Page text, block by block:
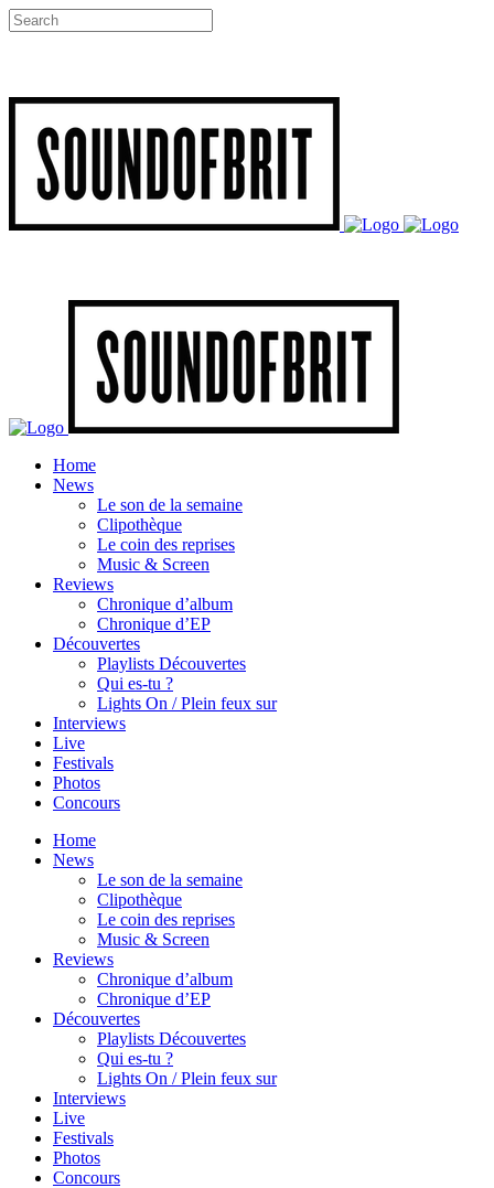
Home
News
Le son de la semaine
Clipothèque
Le coin des reprises
Music & Screen
Reviews
Chronique d’album
Chronique d’EP
Découvertes
Playlists Découvertes
Qui es-tu ?
Lights On / Plein feux sur
Interviews
Live
Festivals
Photos
Concours
Home
News
Le son de la semaine
Clipothèque
Le coin des reprises
Music & Screen
Reviews
Chronique d’album
Chronique d’EP
Découvertes
Playlists Découvertes
Qui es-tu ?
Lights On / Plein feux sur
Interviews
Live
Festivals
Photos
Concours